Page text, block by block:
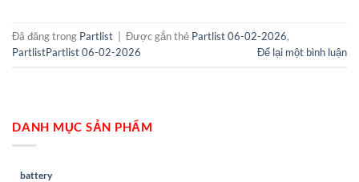
Đã đăng trong Partlist Được gắn thẻ Partlist 06-02-2026,
PartlistPartlist 06-02-2026
Để lại một bình luận
DANH MỤC SẢN PHẨM
battery